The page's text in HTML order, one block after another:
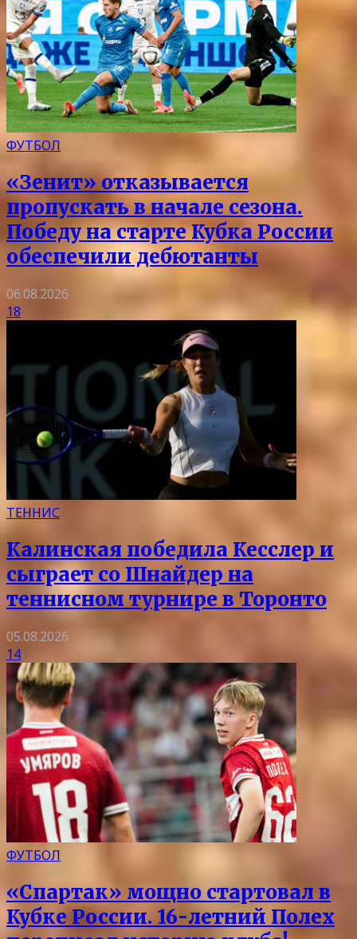
ФУТБОЛ
«Зенит» отказывается
пропускать в начале сезона.
Победу на старте Кубка России
обеспечили дебютанты
06.08.2026
18
ТЕННИС
Калинская победила Кесслер и
сыграет со Шнайдер на
теннисном турнире в Торонто
05.08.2026
14
ФУТБОЛ
«Спартак» мощно стартовал в
Кубке России. 16-летний Полех